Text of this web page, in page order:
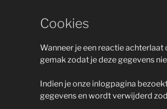
Cookies
Wanneer je een reactie achterlaat
gemak zodat je deze gegevens
Indien je onze inlogpagina
gegevens en wordt verwijderd